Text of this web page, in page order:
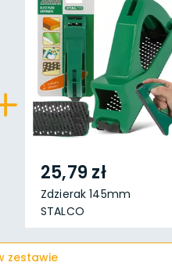
25,79 zł
Zdzierak 145mm
STALCO
zestawie